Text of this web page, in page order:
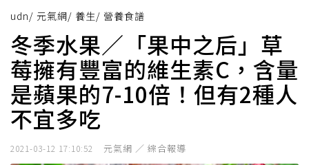
udn/ 元氣網/ 養生/ 營養食譜
冬季水果／「果中之后」草
莓擁有豐富的維生素C，含量
是蘋果的7-10倍！但有2種人
不宜多吃
2021-03-12 17:10:52 元氣網 ／ 綜合報導